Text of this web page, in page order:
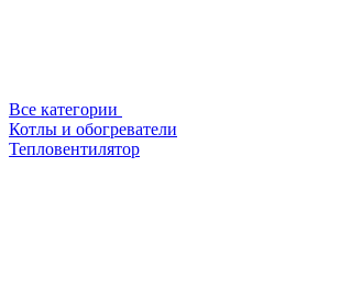
Все категории
Котлы и обогреватели
Тепловентилятор